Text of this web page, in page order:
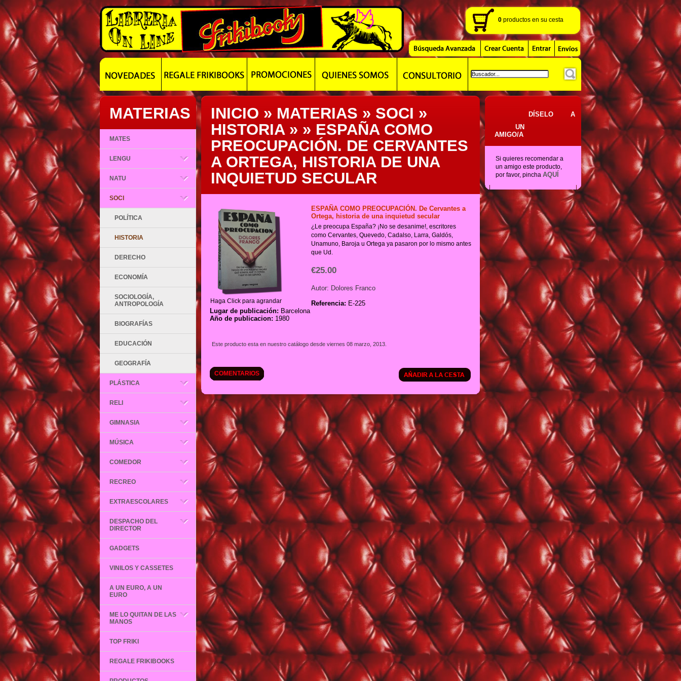
0 productos en su cesta
MATERIAS
MATES
LENGU
NATU
SOCI
POLÍTICA
HISTORIA
DERECHO
ECONOMÍA
SOCIOLOGÍA,
ANTROPOLOGÍA
BIOGRAFÍAS
EDUCACIÓN
GEOGRAFÍA
PLÁSTICA
RELI
GIMNASIA
MÚSICA
COMEDOR
RECREO
EXTRAESCOLARES
DESPACHO DEL
DIRECTOR
GADGETS
VINILOS Y CASSETES
A UN EURO, A UN
EURO
ME LO QUITAN DE LAS
MANOS
TOP FRIKI
REGALE FRIKIBOOKS
INICIO » MATERIAS » SOCI »
HISTORIA» » ESPAÑA COMO
PREOCUPACIÓN. DE CERVANTES
A ORTEGA, HISTORIA DE UNA
INQUIETUD SECULAR
Haga Click para agrandar
ESPAÑA COMO PREOCUPACIÓN. De Cervantes a
Ortega, historia de una inquietud secular
¿Le preocupa España? ¡No se desanime!, escritores
como Cervantes, Quevedo, Cadalso, Larra, Galdós,
Unamuno, Baroja u Ortega ya pasaron por lo mismo antes
que Ud.
€25.00
Autor: Dolores Franco
Referencia: E-225
Lugar de publicación: Barcelona
Año de publicacion: 1980
Este producto esta en nuestro catálogo desde viernes 08 marzo, 2013.
COMENTARIOS
DÍSELO
A
UN
AMIGO/A
Si quieres recomendar a
un amigo este producto,
por favor, pincha AQUÍ